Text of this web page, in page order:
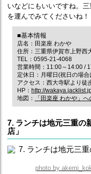
いなどにもいいですね。
を運んでみてくださいね！
■基本情報
店名：田楽座 わかや
住所：三重県伊賀市上野西
TEL：0595-21-4068
営業時間：11:00～14:00 /
定休日：月曜日(祝日の場
アクセス：西大寺駅より徒
HP： http://
地図：
「田楽座 わかや」へ
7. ランチは地元三重の
店」
photo by